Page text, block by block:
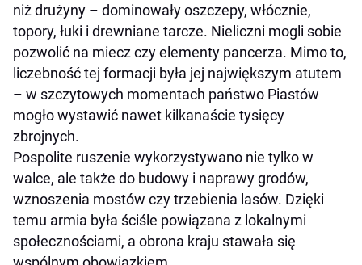
niż drużyny – dominowały oszczepy, włócznie,
topory, łuki i drewniane tarcze. Nieliczni mogli sobie
pozwolić na miecz czy elementy pancerza. Mimo to,
liczebność tej formacji była jej największym atutem
– w szczytowych momentach państwo Piastów
mogło wystawić nawet kilkanaście tysięcy
zbrojnych.
Pospolite ruszenie wykorzystywano nie tylko w
walce, ale także do budowy i naprawy grodów,
wznoszenia mostów czy trzebienia lasów. Dzięki
temu armia była ściśle powiązana z lokalnymi
społecznościami, a obrona kraju stawała się